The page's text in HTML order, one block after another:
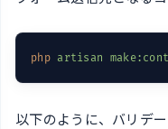
php artisan
以下のように、バリデ